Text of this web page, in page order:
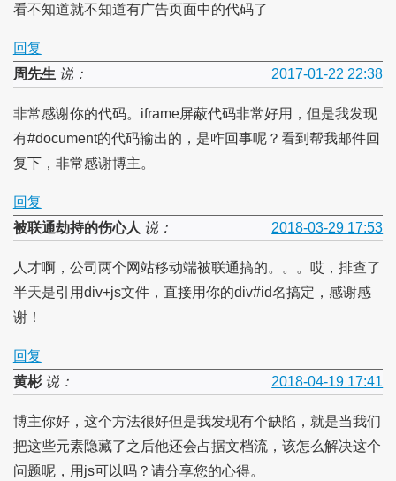
看不知道就不知道有广告页面中的代码了
回复
周先生 说： 2017-01-22 22:38
非常感谢你的代码。iframe屏蔽代码非常好用，但是我发现
有#document的代码输出的，是咋回事呢？看到帮我邮件回
复下，非常感谢博主。
回复
被联通劫持的伤心人 说： 2018-03-29 17:53
人才啊，公司两个网站移动端被联通搞的。。。哎，排查了
半天是引用div+js文件，直接用你的div#id名搞定，感谢感
谢！
回复
黄彬说： 2018-04-19 17:41
博主你好，这个方法很好但是我发现有个缺陷，就是当我们
把这些元素隐藏了之后他还会占据文档流，该怎么解决这个
问题呢，用js可以吗？请分享您的心得。